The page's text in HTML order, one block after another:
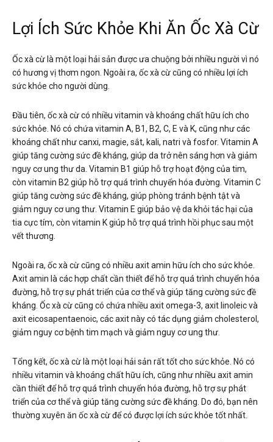
Lợi Ích Sức Khỏe Khi Ăn Ốc Xà Cừ
Ốc xà cừ là một loại hải sản được ưa chuộng bởi nhiều người vì nó
có hương vị thơm ngon. Ngoài ra, ốc xà cừ cũng có nhiều lợi ích
sức khỏe cho người dùng.
Đầu tiên, ốc xà cừ có nhiều vitamin và khoáng chất hữu ích cho
sức khỏe. Nó có chứa vitamin A, B1, B2, C, E và K, cũng như các
khoáng chất như canxi, magie, sắt, kali, natri và fosfor. Vitamin A
giúp tăng cường sức đề kháng, giúp da trở nên sáng hơn và giảm
nguy cơ ung thư da. Vitamin B1 giúp hỗ trợ hoạt động của tim,
còn vitamin B2 giúp hỗ trợ quá trình chuyển hóa đường. Vitamin C
giúp tăng cường sức đề kháng, giúp phòng tránh bệnh tật và
giảm nguy cơ ung thư. Vitamin E giúp bảo vệ da khỏi tác hại của
tia cực tím, còn vitamin K giúp hỗ trợ quá trình hồi phục sau một
vết thương.
Ngoài ra, ốc xà cừ cũng có nhiều axit amin hữu ích cho sức khỏe.
Axit amin là các hợp chất cần thiết để hỗ trợ quá trình chuyển hóa
đường, hỗ trợ sự phát triển của cơ thể và giúp tăng cường sức đề
kháng. Ốc xà cừ cũng có chứa nhiều axit omega-3, axit linoleic và
axit eicosapentaenoic, các axit này có tác dụng giảm cholesterol,
giảm nguy cơ bệnh tim mạch và giảm nguy cơ ung thư.
Tổng kết, ốc xà cừ là một loại hải sản rất tốt cho sức khỏe. Nó có
nhiều vitamin và khoáng chất hữu ích, cũng như nhiều axit amin
cần thiết để hỗ trợ quá trình chuyển hóa đường, hỗ trợ sự phát
triển của cơ thể và giúp tăng cường sức đề kháng. Do đó, bạn nên
thường xuyên ăn ốc xà cừ để có được lợi ích sức khỏe tốt nhất.